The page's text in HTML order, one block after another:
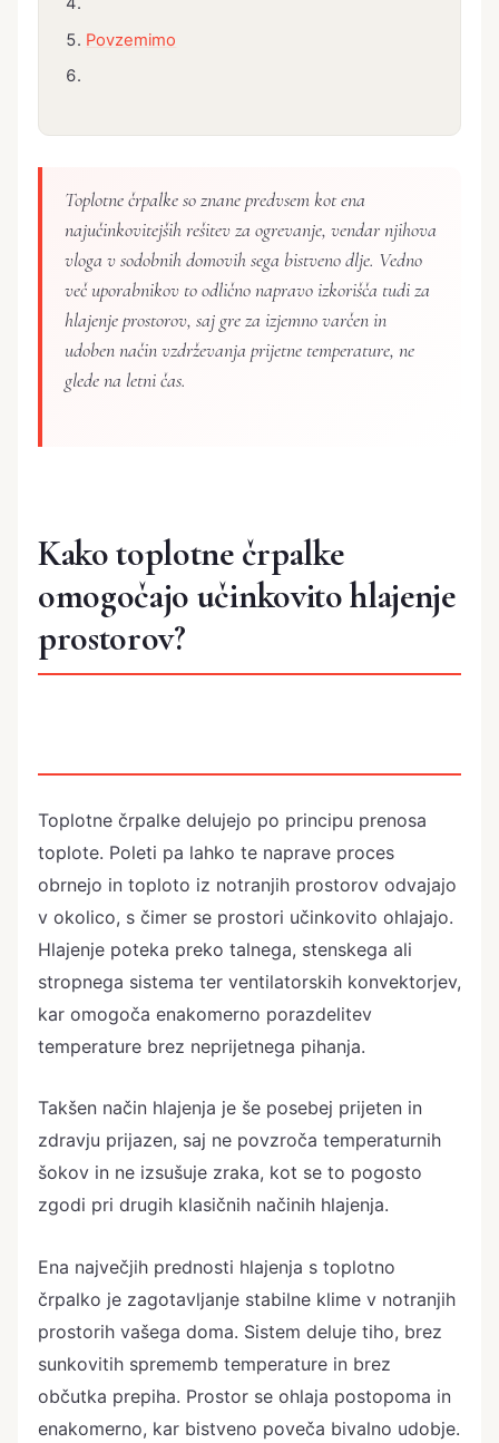
Povzemimo
Toplotne črpalke so znane predvsem kot ena
najučinkovitejših rešitev za ogrevanje, vendar njihova
vloga v sodobnih domovih sega bistveno dlje. Vedno
več uporabnikov to odlično napravo izkorišča tudi za
hlajenje prostorov, saj gre za izjemno varčen in
udoben način vzdrževanja prijetne temperature, ne
glede na letni čas.
Kako toplotne črpalke
omogočajo učinkovito hlajenje
prostorov?
Toplotne črpalke delujejo po principu prenosa
toplote. Poleti pa lahko te naprave proces
obrnejo in toploto iz notranjih prostorov odvajajo
v okolico, s čimer se prostori učinkovito ohlajajo.
Hlajenje poteka preko talnega, stenskega ali
stropnega sistema ter ventilatorskih konvektorjev,
kar omogoča enakomerno porazdelitev
temperature brez neprijetnega pihanja.
Takšen način hlajenja je še posebej prijeten in
zdravju prijazen, saj ne povzroča temperaturnih
šokov in ne izsušuje zraka, kot se to pogosto
zgodi pri drugih klasičnih načinih hlajenja.
Ena največjih prednosti hlajenja s toplotno
črpalko je zagotavljanje stabilne klime v notranjih
prostorih vašega doma. Sistem deluje tiho, brez
sunkovitih sprememb temperature in brez
občutka prepiha. Prostor se ohlaja postopoma in
enakomerno, kar bistveno poveča bivalno udobje.